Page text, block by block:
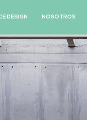
DESIGN NOSOTROS